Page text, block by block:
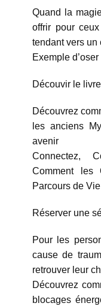
Quand la
offrir pour
tendant vers un
Exemple
Découvir le livre
Découvrez
les anciens
avenir
Connectez,
Comment les
Parcours de Vie
Réserver une
Pour les
cause de
retrouver leur
Découvrez
blocages